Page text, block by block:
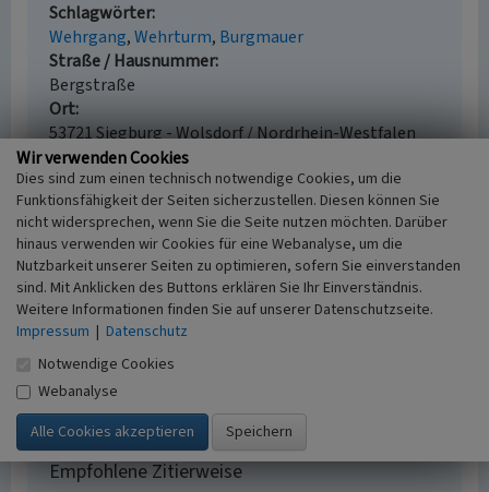
Schlagwörter
Wehrgang Wehrturm Burgmauer
Straße / Hausnummer
Bergstraße
Ort
53721 Siegburg - Wolsdorf / Nordrhein-Westfalen
Fachsicht(en)
Kulturlandschaftspflege
Erfassungsmaßstab
i.d.R. 1:5.000 (größer als 1:20.000)
Erfassungsmethode
Literaturauswertung, Geländebegehung/-
kartierung, mündliche Hinweise Ortsansässiger,
Ortskundiger
Beginn 800 bis 1064
Empfohlene Zitierweise
Wir verwenden Cookies
Dies sind zum einen technisch notwendige Cookies, um die
Funktionsfähigkeit der Seiten sicherzustellen. Diesen können Sie
nicht widersprechen, wenn Sie die Seite nutzen möchten. Darüber
hinaus verwenden wir Cookies für eine Webanalyse, um die
Nutzbarkeit unserer Seiten zu optimieren, sofern Sie einverstanden
sind. Mit Anklicken des Buttons erklären Sie Ihr Einverständnis.
Weitere Informationen finden Sie auf unserer Datenschutzseite.
Impressum | Datenschutz
Notwendige Cookies
Webanalyse